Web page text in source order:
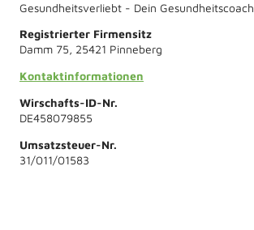
Gesundheitsverliebt - Dein Gesundheitscoach
Registrierter Firmensitz
Damm 75, 25421 Pinneberg
Kontaktinformationen
Wirschafts-ID-Nr.
DE458079855
Umsatzsteuer-Nr.
31/011/01583